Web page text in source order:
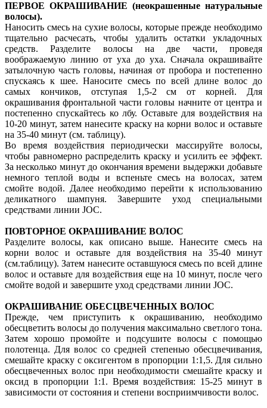
ПЕРВОЕ ОКРАШИВАНИЕ (неокрашенные натуральные
волосы).
Наносить смесь на сухие волосы, которые прежде необходимо
тщательно расчесать, чтобы удалить остатки укладочных
средств. Разделите волосы на две части, проведя
воображаемую линию от уха до уха. Сначала окрашивайте
затылочную часть головы, начиная от пробора и постепенно
спускаясь к шее. Наносите смесь по всей длине волос до
самых кончиков, отступая 1,5-2 см от корней. Для
окрашивания фронтальной части головы начните от центра и
постепенно спускайтесь ко лбу. Оставьте для воздействия на
10-20 минут, затем нанесите краску на корни волос и оставьте
на 35-40 минут (см. таблицу).
Во время воздействия периодически массируйте волосы,
чтобы равномерно распределить краску и усилить ее эффект.
За несколько минут до окончания времени выдержки добавьте
немного теплой воды и вспеньте смесь на волосах, затем
смойте водой. Далее необходимо перейти к использованию
деликатного шампуня. Завершите уход специальными
средствами линии JOC.
ПОВТОРНОЕ ОКРАШИВАНИЕ ВОЛОС
Разделите волосы, как описано выше. Нанесите смесь на
корни волос и оставьте для воздействия на 35-40 минут
(см.таблицу). Затем нанесите оставшуюся смесь по всей длине
волос и оставьте для воздействия еще на 10 минут, после чего
смойте водой и завершите уход средствами линии JOC.
ОКРАШИВАНИЕ ОБЕСЦВЕЧЕННЫХ ВОЛОС
Прежде, чем приступить к окрашиванию, необходимо
обесцветить волосы до получения максимально светлого тона.
Затем хорошо промойте и подсушите волосы с помощью
полотенца. Для волос со средней степенью обесцвечивания,
смешайте краску с оксигентом в пропорции 1:1,5. Для сильно
обесцвеченных волос при необходимости смешайте краску и
оксид в пропорции 1:1. Время воздействия: 15-25 минут в
зависимости от состояния и степени восприимчивости волос.